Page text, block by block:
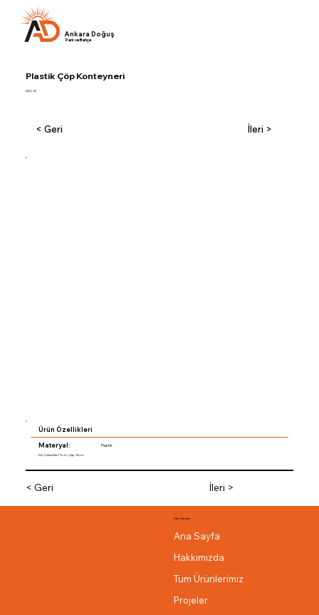
Ankara Doğuş
Park ve Bahçe
Plastik Çöp Konteyneri
ADÇ-47
< Geri İleri >
Ürün Özellikleri
Materyal: Plastik
Dış Yükseklik:70cm, Çap:12cm
İleri >
< Geri
Site Haritası
Ana Sayfa
Hakkımızda
Tüm Ürünlerimiz
Projeler